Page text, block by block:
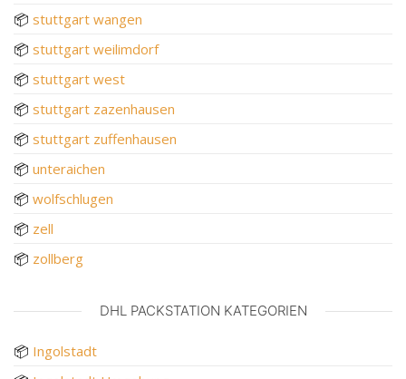
📦 stuttgart wangen
📦 stuttgart weilimdorf
📦 stuttgart west
📦 stuttgart zazenhausen
📦 stuttgart zuffenhausen
📦 unteraichen
📦 wolfschlugen
📦 zell
📦 zollberg
DHL PACKSTATION KATEGORIEN
📦 Ingolstadt